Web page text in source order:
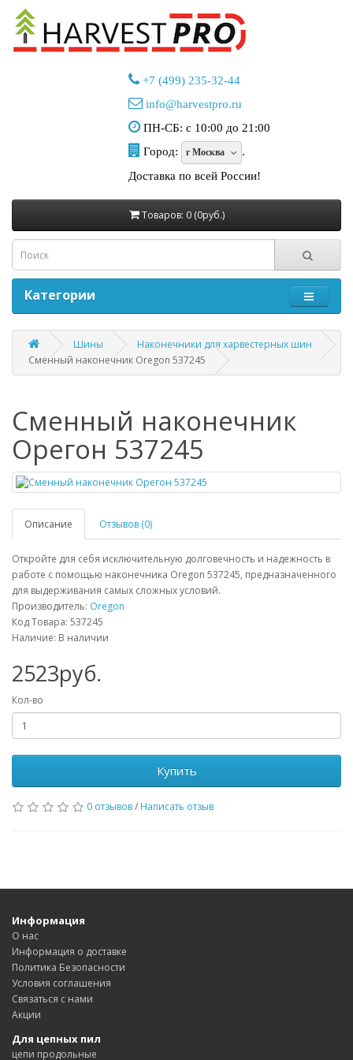
+7 (499) 235-32-44
info@harvestpro.ru
ПН-СБ: с 10:00 до 21:00
Город:
г Москва
.
Доставка по всей России!
Товаров: 0 (0руб.)
Категории
Шины
Наконечники для харвестерных шин
Сменный наконечник Oregon 537245
Сменный наконечник
Орегон 537245
Описание Отзывов (0)
Откройте для себя исключительную долговечность и надежность в
работе с помощью наконечника Oregon 537245, предназначенного
для выдерживания самых сложных условий.
Производитель: Oregon
Код Товара: 537245
Наличие: В наличии
2523руб.
Кол-во
Купить
0 отзывов/ Написать отзыв
Информация
О нас
Информация о доставке
Политика Безопасности
Условия соглашения
Связаться с нами
Акции
Для цепных пил
цепи продольные